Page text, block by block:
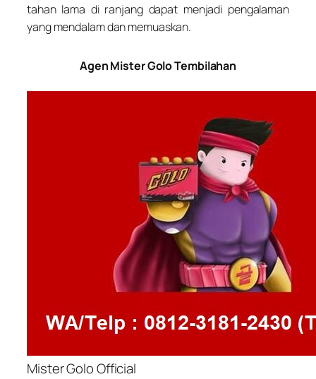
tahan lama di ranjang dapat menjadi pengalaman
yang mendalam dan memuaskan.
Agen Mister Golo Tembilahan
Mister Golo Official